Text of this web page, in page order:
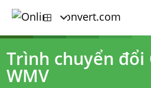
Trình chuyển đổi
WMV